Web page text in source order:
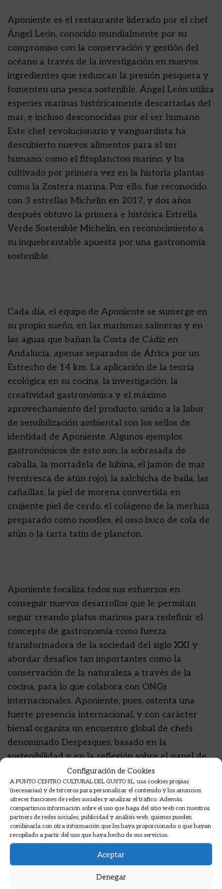
Configuración de Cookies
A PUNTO CENTRO CULTURAL DEL GUSTO SL, usa cookies propias
(necesarias) y de terceros para personalizar el contenido y los anuncios,
ofrecer funciones de redes sociales y analizar el tráfico. Además,
compartimos información sobre el uso que haga del sitio web con nuestros
partners de redes sociales, publicidad y análisis web, quienes pueden
combinarla con otra información que les haya proporcionado o que hayan
recopilado a partir del uso que haya hecho de sus servicios.
Aceptar
Denegar
Aponiente es el restaurante liderado por el chef
Ángel León, conocido mundialmente por su
compromiso con la conservación y gestión del
océano a través de la investigación en nuevos
ingredientes que reduzcan la presión pesquera y
fomenten una pesca sostenible. Ángel León utiliza
especies marinas históricamente descartadas del
mar, e incluso desconocidas por el ser humano.
Este chef revolucionario y vanguardista ha
descubierto nuevos alimentos para el ser
humano, como el fitoplancton marino, y ha
cultivado por primera vez en la historia plantas
como la Zostera marina. Por ello, fue reconocido
con 3 estrellas Michelin en 2017, y dos años
después obtuvo la primera e histórica Estrella
Verde Sostenible Michelin, en reconocimiento a
su inquebrantable apuesta por una gastronomía
sostenible.
Cada día, el equipo de Aponiente se sumerge en
su propio sueño, en las marismas salineras y en
las aguas que bañan la Costa de Cádiz en
Andalucía, apenas separados de África por un
Estrecho de 14 km. La aplicación de la teoría
ecológica en su cocina, la investigación, la
creatividad gastronómica y el máximo
aprovechamiento del producto, unido a la labor
de sensibilización ambiental son los sellos de
identidad de Aponiente. Algunos ejemplos
gastronómicos de esto son: la sobrasada de
caballa, la mortadela de lubina, el jamón de mar
(ventresca de atún rojo), la salchicha de baila, las
cañaíllas, la piel de morena convertida en
crujiente piel de cerdo, el colágeno de la merluza
preparado como noodles, el osso buco de cola de
atún o la tarta tatin de plancton.
Aponiente focaliza todos sus esfuerzos en
conseguir nuevos desarrollos que le permitan
seguir creando platos marinos para redefinir el
concepto de gastronomía como fuerza
transformadora de la sociedad del siglo XXI y
abordar desafíos tan importantes como la
conservación de la naturaleza a través de la
cocina, para lo que colabora con ONGs
internacionales. Aponiente, pues, ostenta una
fuerte presencia internacional, y con carácter
bienal organiza un encuentro global de chefs
denominado Despesques, basado en la
sostenibilidad y en la reflexión sobre el papel de
la alimentación en el futuro. Aponiente sigue
demostrando la conexión vital entre la
gastronomía y la naturaleza. Aponiente nos
desafía a pensar en la riqueza y en el
desconocimiento que tenemos de ese mar infinito
y misterioso, ensalzando especies descartadas y
promoviendo la conservación y el manejo de
marismas, esteros y humedales costeros como
fuentes de vida marina. Como parte de su